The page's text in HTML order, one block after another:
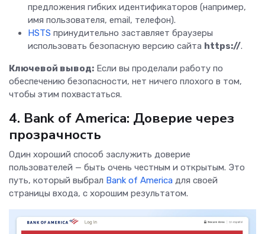
предложения гибких идентификаторов (например,
имя пользователя, email, телефон).
HSTS принудительно заставляет браузеры
использовать безопасную версию сайта https://.
Ключевой вывод: Если вы проделали работу по
обеспечению безопасности, нет ничего плохого в том,
чтобы этим похвастаться.
4. Bank of America: Доверие через
прозрачность
Один хороший способ заслужить доверие
пользователей — быть очень честным и открытым. Это
путь, который выбрал Bank of America для своей
страницы входа, с хорошим результатом.